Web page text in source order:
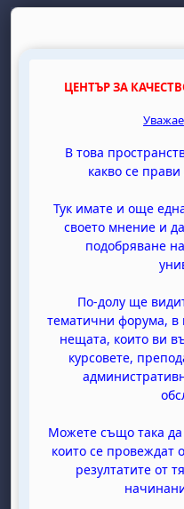
ЦЕНТЪР ЗА
В това
какво се
Тук имате и още
своето мнение и
подобряване
По-долу ще
тематични форума, в
нещата, които ви
курсовете,
Можете също така да
които се провеждат
резултатите от